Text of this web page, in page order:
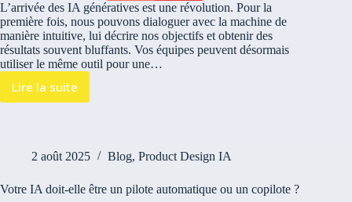
L’arrivée des IA génératives est une révolution. Pour la
première fois, nous pouvons dialoguer avec la machine de
manière intuitive, lui décrire nos objectifs et obtenir des
résultats souvent bluffants. Vos équipes peuvent désormais
utiliser le même outil pour une…
Lire la suite
2 août 2025 Blog, Product Design IA
Votre IA doit-elle être un pilote automatique ou un copilote ?